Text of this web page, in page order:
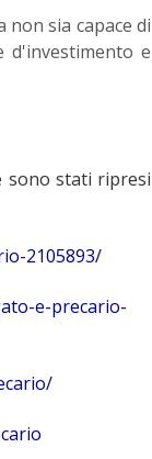
sia capace di
e
sono stati ripresi
2105893/
e-precario-